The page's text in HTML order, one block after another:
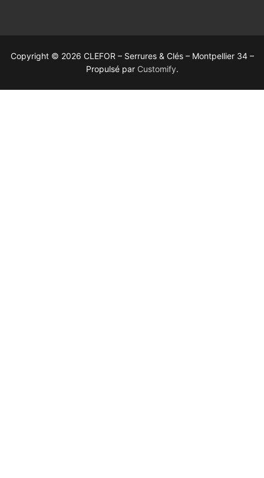
Copyright © 2026 CLEFOR – Serrures & Clés – Montpellier 34 –
Propulsé par Customify.